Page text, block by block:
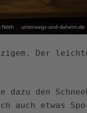
Der
den
auch etwas